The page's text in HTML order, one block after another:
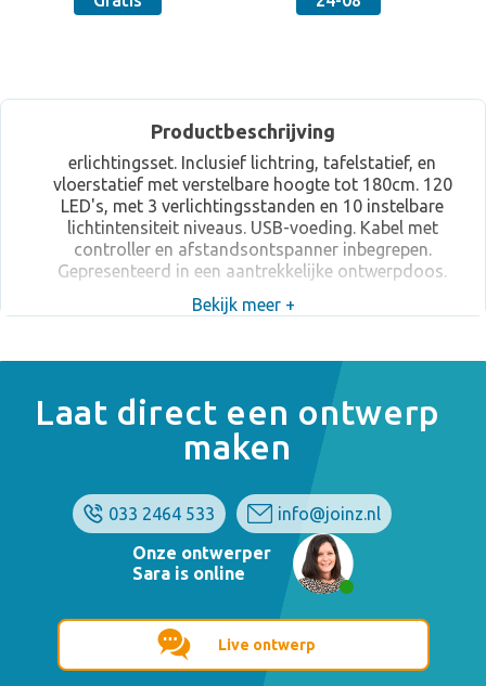
Productbeschrijving
erlichtingsset. Inclusief lichtring, tafelstatief, en
vloerstatief met verstelbare hoogte tot 180cm. 120
LED's, met 3 verlichtingsstanden en 10 instelbare
lichtintensiteit niveaus. USB-voeding. Kabel met
controller en afstandsontspanner inbegrepen.
Gepresenteerd in een aantrekkelijke ontwerpdoos.
Bekijk meer +
Laat direct een ontwerp
maken
033 2464 533
info@joinz.nl
Onze ontwerper
Sara is online
Live ontwerp